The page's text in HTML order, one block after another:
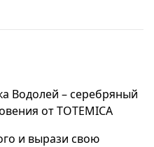
Водолей – серебряный
от TOTEMICA
и вырази свою